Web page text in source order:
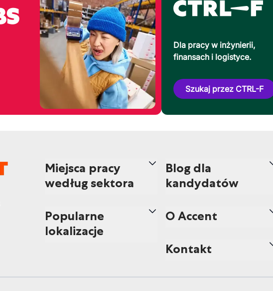
Dla pracy w inżynierii,
finansach i logistyce.
Szukaj przez CTRL-F
Miejsca pracy
według sektora
Popularne
lokalizacje
Blog dla
kandydatów
O Accent
Kontakt